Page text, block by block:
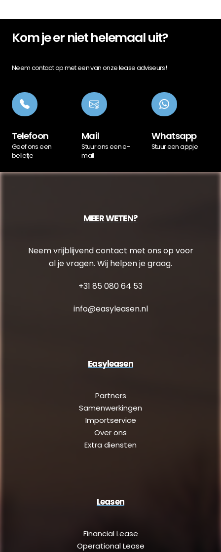
Kom je er niet helemaal uit?
Neem contact op met een van onze lease adviseurs!
Telefoon
Geef ons een
belletje
Mail
Stuur ons een e-
mail
Whatsapp
Stuur een appje
MEER WETEN?
Neem vrijblijvend contact met ons op voor
al je vragen. Wij helpen je graag.
+31 85 080 64 53
info@easyleasen.nl
Easyleasen
Partners
Samenwerkingen
Importservice
Over ons
Extra diensten
Leasen
Financial Lease
Operational Lease